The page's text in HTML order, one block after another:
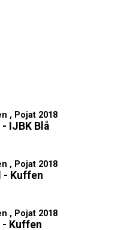
, Pojat 2018
- IJBK Blå
, Pojat 2018
- Kuffen
, Pojat 2018
- Kuffen